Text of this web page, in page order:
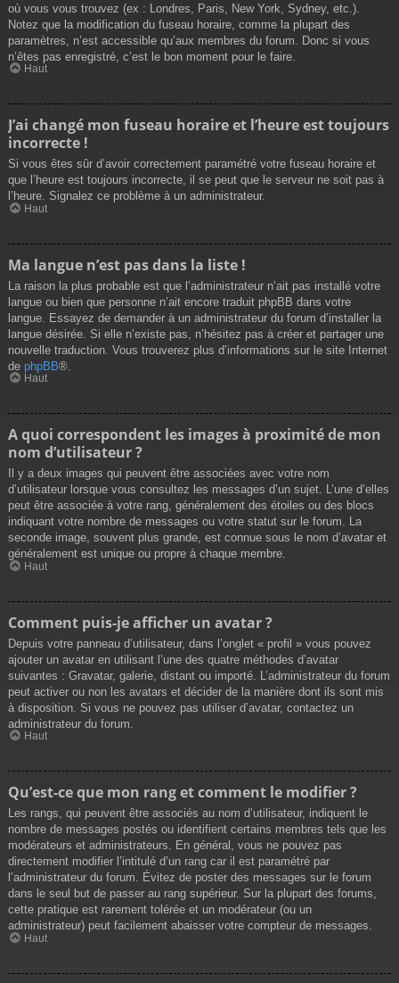
où vous vous trouvez (ex : Londres, Paris, New York, Sydney, etc.).
Notez que la modification du fuseau horaire, comme la plupart des
paramètres, n’est accessible qu’aux membres du forum. Donc si vous
n’êtes pas enregistré, c’est le bon moment pour le faire.
Haut
J’ai changé mon fuseau horaire et l’heure est toujours
incorrecte !
Si vous êtes sûr d’avoir correctement paramétré votre fuseau horaire et
que l’heure est toujours incorrecte, il se peut que le serveur ne soit pas à
l’heure. Signalez ce problème à un administrateur.
Haut
Ma langue n’est pas dans la liste !
La raison la plus probable est que l’administrateur n’ait pas installé votre
langue ou bien que personne n’ait encore traduit phpBB dans votre
langue. Essayez de demander à un administrateur du forum d’installer la
langue désirée. Si elle n’existe pas, n’hésitez pas à créer et partager une
nouvelle traduction. Vous trouverez plus d’informations sur le site Internet
de phpBB®.
Haut
A quoi correspondent les images à proximité de mon
nom d’utilisateur ?
Il y a deux images qui peuvent être associées avec votre nom
d’utilisateur lorsque vous consultez les messages d’un sujet. L’une d’elles
peut être associée à votre rang, généralement des étoiles ou des blocs
indiquant votre nombre de messages ou votre statut sur le forum. La
seconde image, souvent plus grande, est connue sous le nom d’avatar et
généralement est unique ou propre à chaque membre.
Haut
Comment puis-je afficher un avatar ?
Depuis votre panneau d’utilisateur, dans l’onglet « profil » vous pouvez
ajouter un avatar en utilisant l’une des quatre méthodes d’avatar
suivantes : Gravatar, galerie, distant ou importé. L’administrateur du forum
peut activer ou non les avatars et décider de la manière dont ils sont mis
à disposition. Si vous ne pouvez pas utiliser d’avatar, contactez un
administrateur du forum.
Haut
Qu’est-ce que mon rang et comment le modifier ?
Les rangs, qui peuvent être associés au nom d’utilisateur, indiquent le
nombre de messages postés ou identifient certains membres tels que les
modérateurs et administrateurs. En général, vous ne pouvez pas
directement modifier l’intitulé d’un rang car il est paramétré par
l’administrateur du forum. Évitez de poster des messages sur le forum
dans le seul but de passer au rang supérieur. Sur la plupart des forums,
cette pratique est rarement tolérée et un modérateur (ou un
administrateur) peut facilement abaisser votre compteur de messages.
Haut